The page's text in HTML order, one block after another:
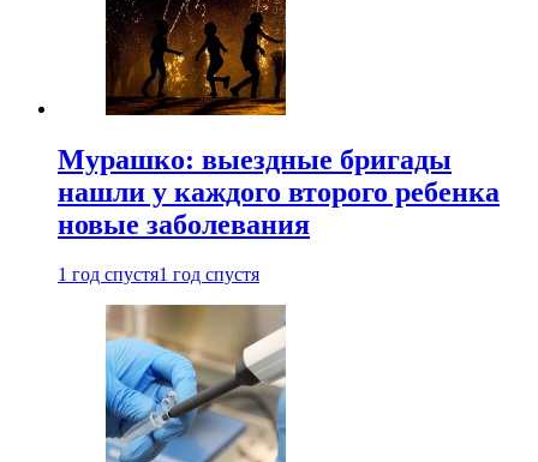
Мурашко: выездные бригады
нашли у каждого второго ребенка
новые заболевания
1 год спустя1 год спустя